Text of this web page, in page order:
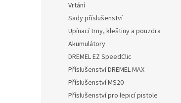
Vrtání
Sady příslušenství
Upínací trny, kleštiny a pouzdra
Akumulátory
DREMEL EZ SpeedClic
Příslušenství DREMEL MAX
Příslušenství MS20
Příslušenství pro lepicí pistole